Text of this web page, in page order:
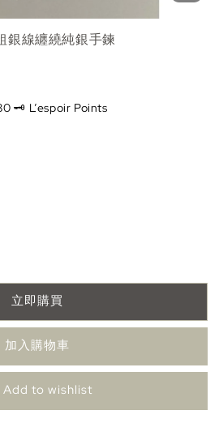
銀線纏繞純銀手鍊
🗝️ L’espoir Points
立即購買
加入購物車
Add to wishlist